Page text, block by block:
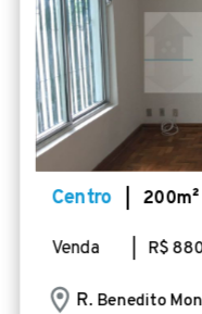
Centro | 200m²
Venda | R$
R. Benedito